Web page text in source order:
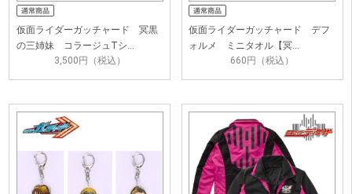
仮面ライダーガッチャード 冥黒
の三姉妹 コラージュTシ…
3,500円（税込）
仮面ライダーガッチャード デフ
ォルメ ミニタオル【冥…
660円（税込）